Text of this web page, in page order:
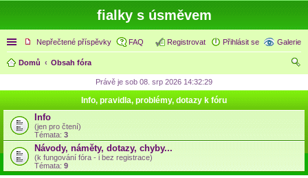
fialky s úsměvem
Rychlé odkazy
Nepřečtené příspěvky Galerie
FAQ Přihlásit se
Registrovat
Domů
Obsah fóra
Právě je sob 08. srp 2026 14:32:29
Info, pravidla, problémy, dotazy k fóru
Info
(jen pro čtení)
Témata: 3
Návody, náměty, dotazy, chyby...
(k fungování fóra - i bez registrace)
Témata: 9